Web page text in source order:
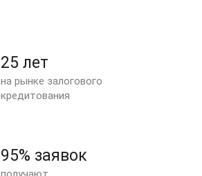
25 лет
на рынке залогового
кредитования
95% заявок